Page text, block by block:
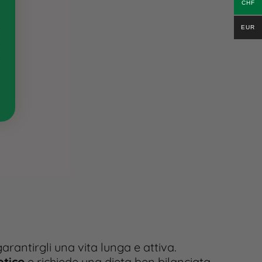
una vita lunga e attiva.
CHF
EUR